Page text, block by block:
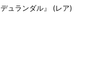
ュランダル』 (レア)